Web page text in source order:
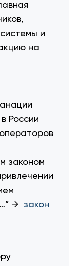
и
на
России
законом
→ закон